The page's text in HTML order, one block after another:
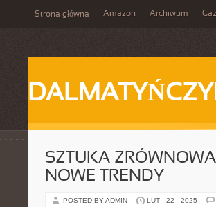
Strona główna Amazon Archiwum Gaz
SZTUKA
NOWE TRENDY
POSTED BY ADMIN LUT - 22 - 2025